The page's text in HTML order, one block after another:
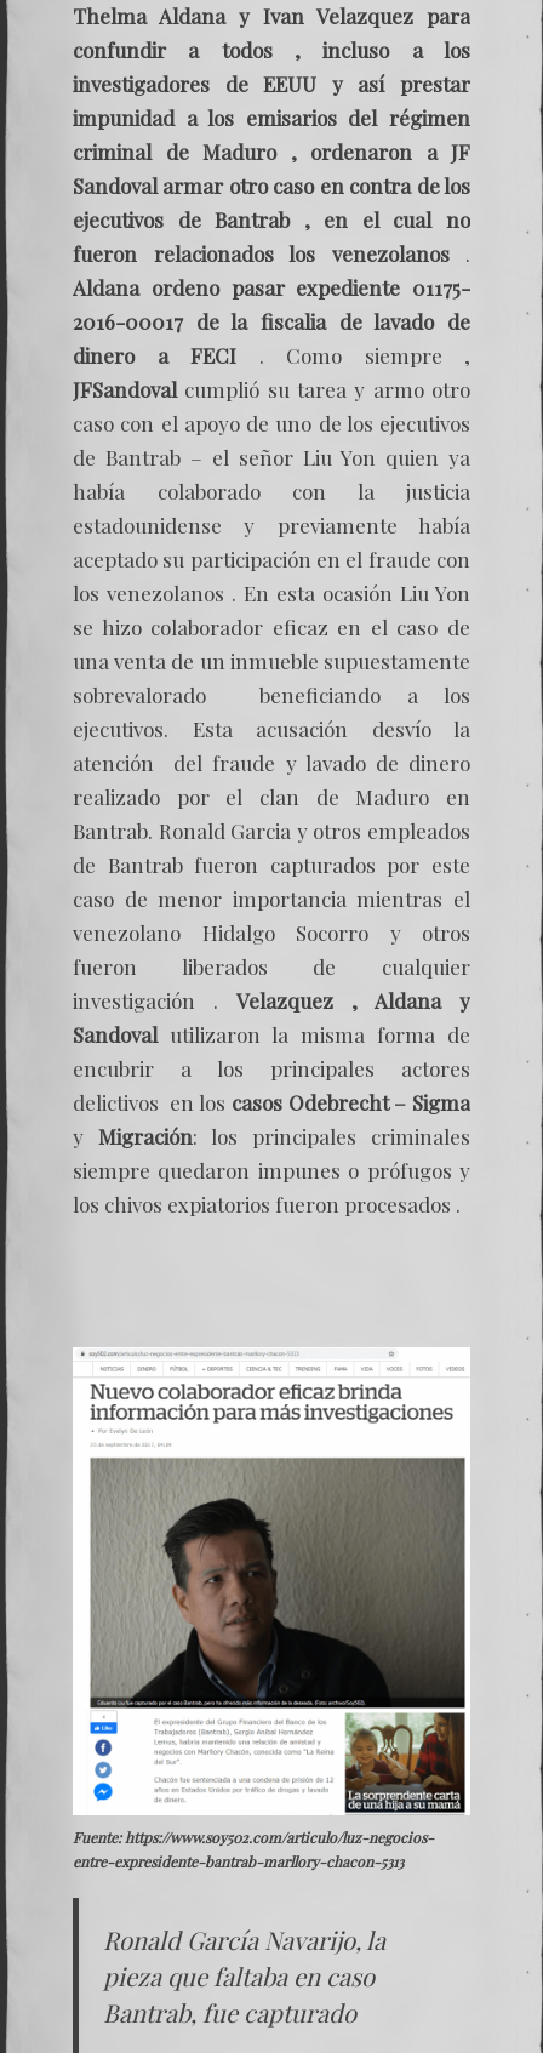
Thelma Aldana y Ivan Velazquez para
confundir a todos , incluso a los
investigadores de EEUU y así prestar
impunidad a los emisarios del régimen
criminal de Maduro , ordenaron a JF
Sandoval armar otro caso en contra de los
ejecutivos de Bantrab , en el cual no
fueron relacionados los venezolanos .
Aldana ordeno pasar expediente 01175-
2016-00017 de la fiscalia de lavado de
dinero a FECI . Como siempre ,
JFSandoval cumplió su tarea y armo otro
caso con el apoyo de uno de los ejecutivos
de Bantrab – el señor Liu Yon quien ya
había colaborado con la justicia
estadounidense y previamente había
aceptado su participación en el fraude con
los venezolanos . En esta ocasión Liu Yon
se hizo colaborador eficaz en el caso de
una venta de un inmueble supuestamente
sobrevalorado beneficiando a los
ejecutivos. Esta acusación desvío la
atención del fraude y lavado de dinero
realizado por el clan de Maduro en
Bantrab. Ronald Garcia y otros empleados
de Bantrab fueron capturados por este
caso de menor importancia mientras el
venezolano Hidalgo Socorro y otros
fueron liberados de cualquier
investigación . Velazquez , Aldana y
Sandoval utilizaron la misma forma de
encubrir a los principales actores
delictivos en los casos Odebrecht – Sigma
y Migración: los principales criminales
siempre quedaron impunes o prófugos y
los chivos expiatorios fueron procesados .
Fuente: https://www.soy502.com/articulo/luz-negocios-
entre-expresidente-bantrab-marllory-chacon-5313
Ronald García Navarijo, la
pieza que faltaba en caso
Bantrab, fue capturado